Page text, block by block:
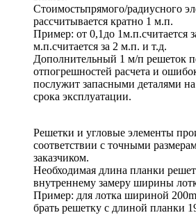
Стоимостьпрямого/радиусного
рассчитывается кратно 1 м.п.
Пример: от 0,1до 1м.п.считается
м.п.считается за 2 м.п. и т.д.
Дополнительный 1 м/п решеток
отпогрешностей расчета и
послужит запасными деталями
срока эксплуатации.
Решетки и угловые элементы
соответствии с точными
заказчиком.
Необходимая длина планки
внутреннему замеру ширины
Пример: для лотка шириной
брать решетку с длиной планки